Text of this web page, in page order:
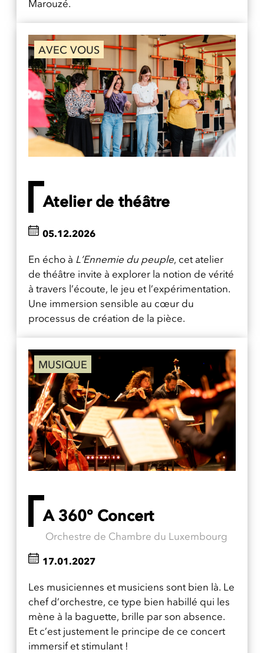
Marouzé.
AVEC VOUS
Atelier de théâtre
En écho à L’Ennemie du peuple, cet atelier
de théâtre invite à explorer la notion de vérité
à travers l’écoute, le jeu et l’expérimentation.
Une immersion sensible au cœur du
processus de création de la pièce.
05.12.2026
MUSIQUE
A 360° Concert
Orchestre de Chambre du Luxembourg
Les musiciennes et musiciens sont bien là. Le
chef d’orchestre, ce type bien habillé qui les
mène à la baguette, brille par son absence.
Et c’est justement le principe de ce concert
immersif et stimulant !
17.01.2027